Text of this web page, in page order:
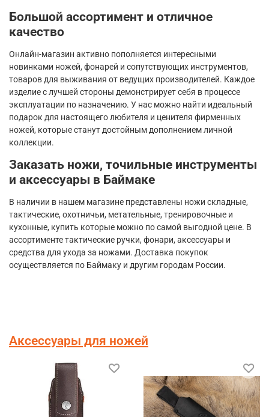
Большой ассортимент и отличное
качество
Онлайн-магазин активно пополняется интересными
новинками ножей, фонарей и сопутствующих инструментов,
товаров для выживания от ведущих производителей. Каждое
изделие с лучшей стороны демонстрирует себя в процессе
эксплуатации по назначению. У нас можно найти идеальный
подарок для настоящего любителя и ценителя фирменных
ножей, которые станут достойным дополнением личной
коллекции.
Заказать ножи, точильные инструменты
и аксессуары в Баймаке
В наличии в нашем магазине представлены ножи складные,
тактические, охотничьи, метательные, тренировочные и
кухонные, купить которые можно по самой выгодной цене. В
ассортименте тактические ручки, фонари, аксессуары и
средства для ухода за ножами. Доставка покупок
осуществляется по Баймаку и другим городам России.
Аксессуары для ножей